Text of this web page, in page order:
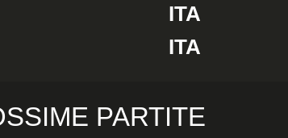
ITA
ITA
PARTITE